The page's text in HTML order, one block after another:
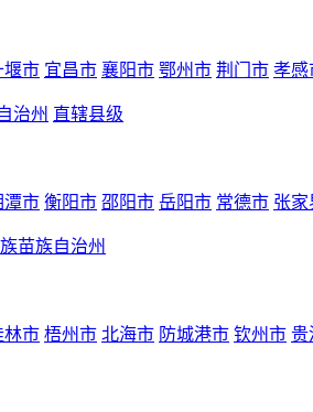
堰市 宜昌市 襄阳市 鄂州市 荆门市 孝感
治州 直辖县级
潭市 衡阳市 邵阳市 岳阳市 常德市 张家
苗族自治州
林市 梧州市 北海市 防城港市 钦州市 贵